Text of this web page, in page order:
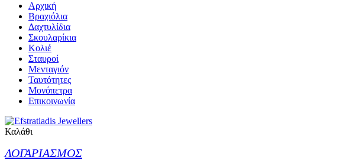
Αρχική
Βραχιόλια
Δαχτυλίδια
Σκουλαρίκια
Κολιέ
Σταυροί
Μενταγιόν
Ταυτότητες
Μονόπετρα
Επικοινωνία
Καλάθι
ΛΟΓΑΡΙΑΣΜΟΣ